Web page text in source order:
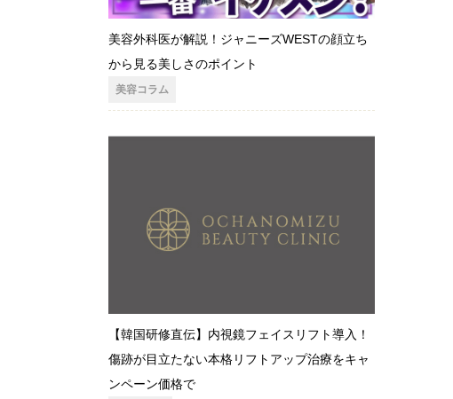
美容外科医が解説！ジャニーズWESTの顔立ち
から見る美しさのポイント
美容コラム
【韓国研修直伝】内視鏡フェイスリフト導入！
傷跡が目立たない本格リフトアップ治療をキャ
ンペーン価格で